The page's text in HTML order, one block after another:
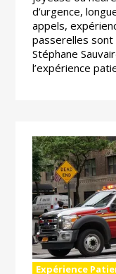
d’urgence,
appels,
passerelles sont
Stéphane
l’expérience
Expérience